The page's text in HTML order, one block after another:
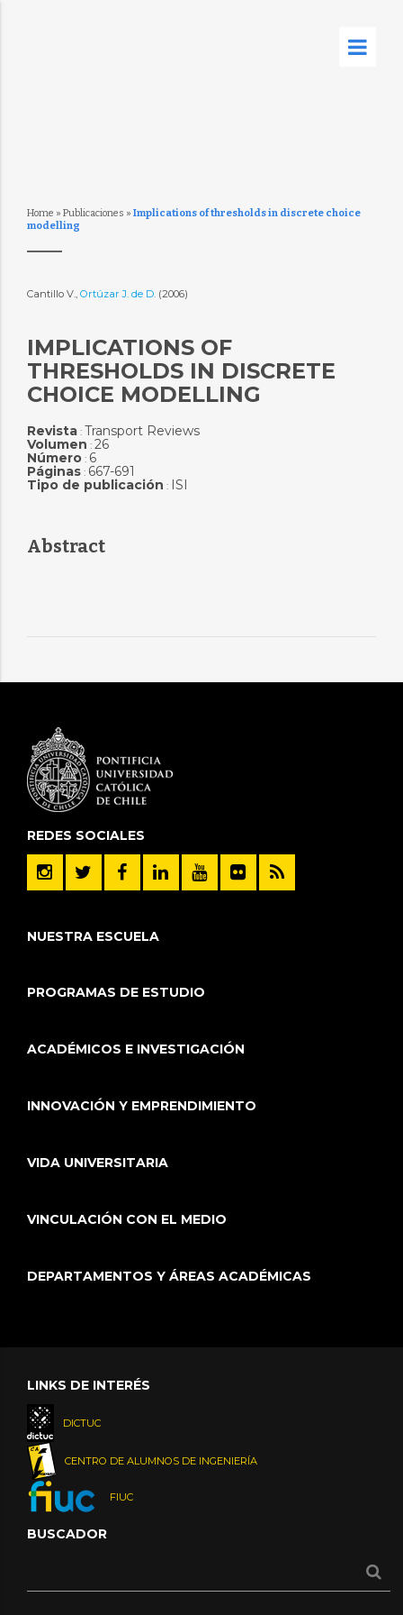
Home » Publicaciones » Implications of thresholds in discrete choice
modelling
Cantillo V., Ortúzar J. de D. (2006)
IMPLICATIONS OF
THRESHOLDS IN DISCRETE
CHOICE MODELLING
Revista: Transport Reviews
Volumen : 26
Número: 6
Páginas: 667-691
Tipo de publicación : ISI
Abstract
REDES SOCIALES
NUESTRA ESCUELA
PROGRAMAS DE ESTUDIO
ACADÉMICOS E INVESTIGACIÓN
INNOVACIÓN Y EMPRENDIMIENTO
VIDA UNIVERSITARIA
VINCULACIÓN CON EL MEDIO
DEPARTAMENTOS Y ÁREAS ACADÉMICAS
LINKS DE INTERÉS
DICTUC
CENTRO DE ALUMNOS DE INGENIERÍA
FIUC
BUSCADOR